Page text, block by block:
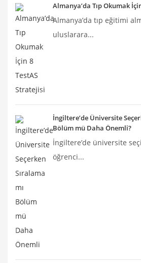
Almanya’da Tıp Okumak
Almanya’da tıp eğitimi
uluslarara...
İngiltere’de Üniversite
Bölüm mü Daha Önemli?
İngiltere’de üniversite
öğrenci...